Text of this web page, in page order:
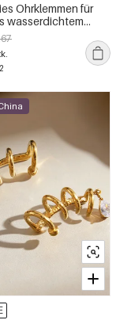
Ohrklemmen für
wasserdichtem
Blumenmuster in